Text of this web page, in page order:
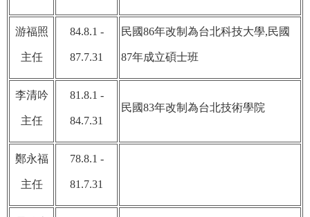
游福照
主任
84.8.1 -
87.7.31
民國86年改制為台北科技大學,民國
87年成立碩士班
李清吟
主任
81.8.1 -
84.7.31
民國83年改制為台北技術學院
鄭永福
主任
78.8.1 -
81.7.31